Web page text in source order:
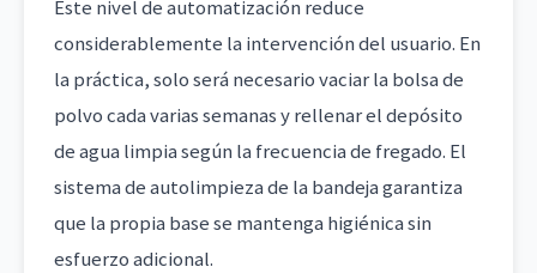
Este nivel de automatización reduce
considerablemente la intervención del usuario. En
la práctica, solo será necesario vaciar la bolsa de
polvo cada varias semanas y rellenar el depósito
de agua limpia según la frecuencia de fregado. El
sistema de autolimpieza de la bandeja garantiza
que la propia base se mantenga higiénica sin
esfuerzo adicional.